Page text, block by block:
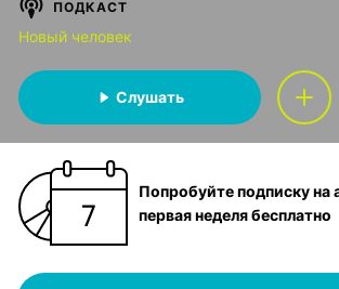
ПОДКАСТ
Новый человек
Слушать
Попробуйте подписку на
первая неделя бесплатно